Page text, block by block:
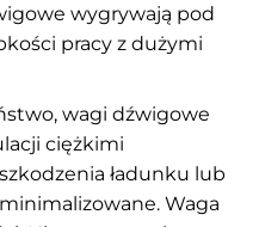
wygrywają pod
pracy z dużymi
wagi dźwigowe
ciężkimi
ładunku lub
Waga